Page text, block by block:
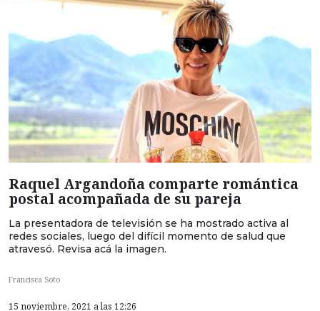
Raquel Argandoña comparte romántica
postal acompañada de su pareja
La presentadora de televisión se ha mostrado activa al
redes sociales, luego del difícil momento de salud que
atravesó. Revisa acá la imagen.
Francisca Soto
15 noviembre, 2021 a las 12:26